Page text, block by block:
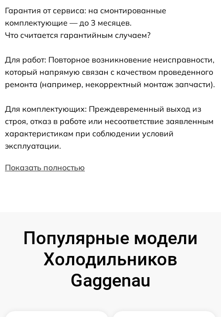
Гарантия от сервиса: на смонтированные
комплектующие — до 3 месяцев.
Что считается гарантийным случаем?
Для работ: Повторное возникновение неисправности,
который напрямую связан с качеством проведенного
ремонта (например, некорректный монтаж запчасти).
Для комплектующих: Преждевременный выход из
строя, отказ в работе или несоответствие заявленным
характеристикам при соблюдении условий
эксплуатации.
Показать полностью
Популярные модели
Холодильников
Gaggenau